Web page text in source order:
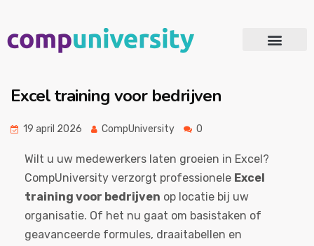
Excel training voor bedrijven
19 april 2026 CompUniversity 0
Wilt u uw medewerkers laten groeien in Excel?
CompUniversity verzorgt professionele Excel
training voor bedrijven op locatie bij uw
organisatie. Of het nu gaat om basistaken of
geavanceerde formules, draaitabellen en